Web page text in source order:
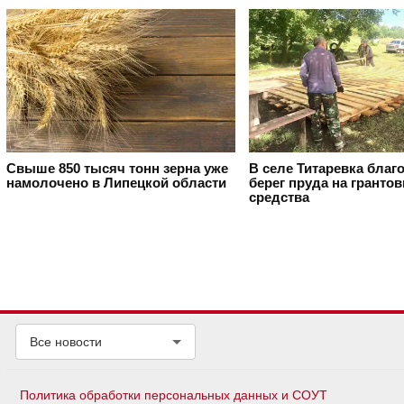
Свыше 850 тысяч тонн зерна уже
намолочено в Липецкой области
В селе Титаревка
берег пруда на
средства
Все новости
Политика обработки персональных данных и СОУТ